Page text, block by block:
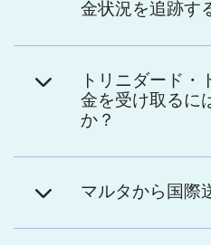
金状況を追跡す
トリニダード・
金を受け取るに
か？
マルタから国際